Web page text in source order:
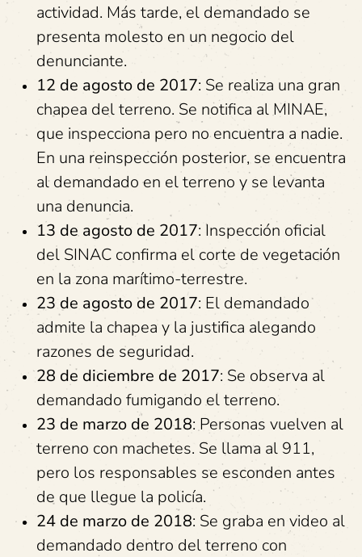
actividad. Más tarde, el demandado se
presenta molesto en un negocio del
denunciante.
12 de agosto de 2017: Se realiza una gran
chapea del terreno. Se notifica al MINAE,
que inspecciona pero no encuentra a nadie.
En una reinspección posterior, se encuentra
al demandado en el terreno y se levanta
una denuncia.
13 de agosto de 2017: Inspección oficial
del SINAC confirma el corte de vegetación
en la zona marítimo-terrestre.
23 de agosto de 2017: El demandado
admite la chapea y la justifica alegando
razones de seguridad.
28 de diciembre de 2017: Se observa al
demandado fumigando el terreno.
23 de marzo de 2018: Personas vuelven al
terreno con machetes. Se llama al 911,
pero los responsables se esconden antes
de que llegue la policía.
24 de marzo de 2018: Se graba en video al
demandado dentro del terreno con